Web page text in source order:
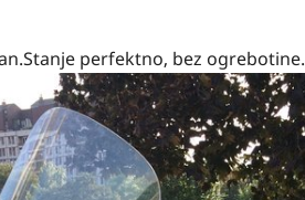
perfektno, bez ogrebotine.